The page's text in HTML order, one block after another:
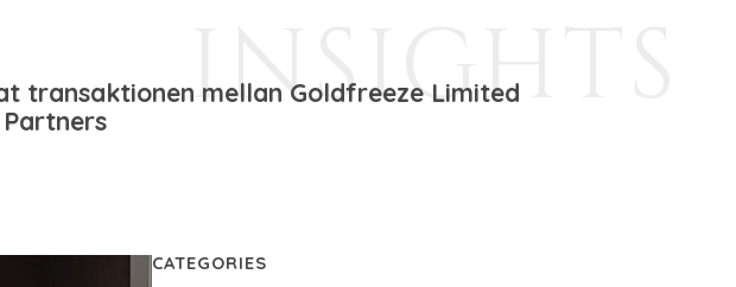
INSIGHTS
transaktionen mellan Goldfreeze Limited
CATEGORIES